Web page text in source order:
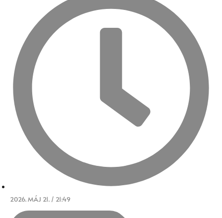
2026. MÁJ 21. / 21:49